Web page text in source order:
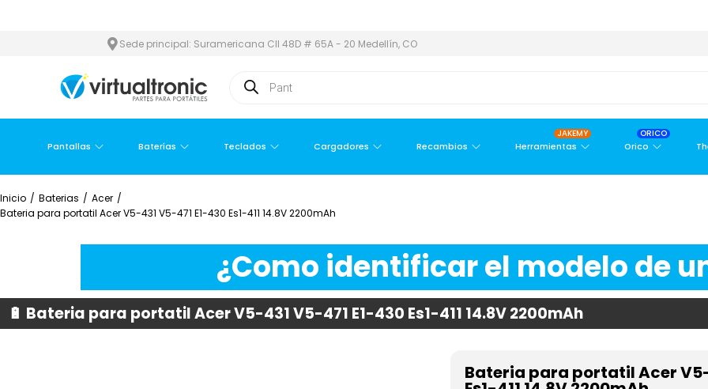
Sede principal: Suramericana Cll 48D # 65A - 20 Medellín, CO
Pantallas Baterías Teclados Cargadores Recambios Herramientas
JAKEMY
Orico
ORICO
Inicio / Baterias / Acer /
Bateria para portatil Acer V5-431 V5-471 E1-430 Es1-411 14.8V 2200mAh
¿Como identificar el modelo de
🔋 Bateria para portatil Acer V5-431 V5-471 E1-430 Es1-411 14.8V 2200mAh
Bateria para portatil Acer V5-